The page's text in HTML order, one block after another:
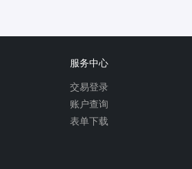
服务中心
交易登录
账户查询
表单下载